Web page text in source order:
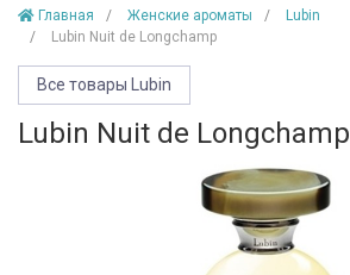
Главная Женские ароматы
Lubin
Lubin Nuit de Longchamp
Все товары Lubin
Lubin Nuit de Longchamp